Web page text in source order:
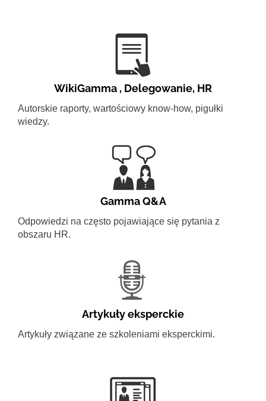
WikiGamma , Delegowanie, HR
Autorskie raporty, wartościowy know-how, pigułki
wiedzy.
Gamma Q&A
Odpowiedzi na często pojawiające się pytania z
obszaru HR.
Artykuły eksperckie
Artykuły związane ze szkoleniami eksperckimi.